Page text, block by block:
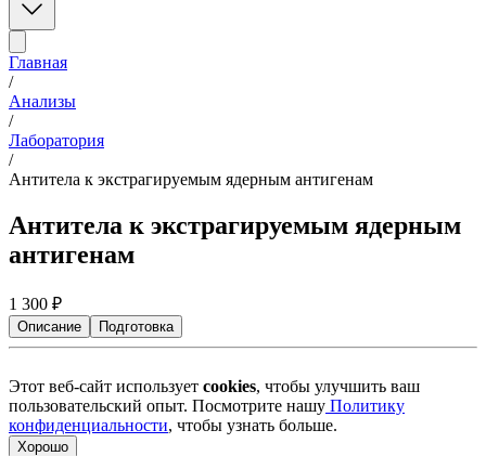
Главная
/
Анализы
/
Лаборатория
/
Антитела к экстрагируемым ядерным антигенам
Антитела к экстрагируемым ядерным
антигенам
1 300 ₽
Описание Подготовка
Этот веб-сайт использует cookies, чтобы улучшить ваш
пользовательский опыт. Посмотрите нашу Политику
конфиденциальности, чтобы узнать больше.
Хорошо